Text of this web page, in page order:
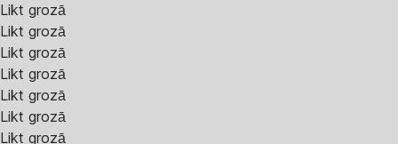
Likt grozā
Likt grozā
Likt grozā
Likt grozā
Likt grozā
Likt grozā
Likt grozā